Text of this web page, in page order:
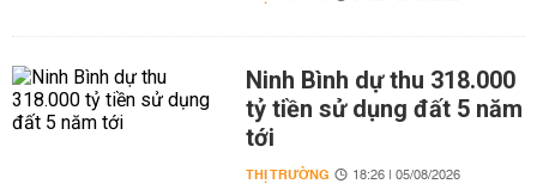
Ninh Bình dự thu 318.000
tỷ tiền sử dụng đất 5 năm
tới
THỊ TRƯỜNG 18:26 | 05/08/2026